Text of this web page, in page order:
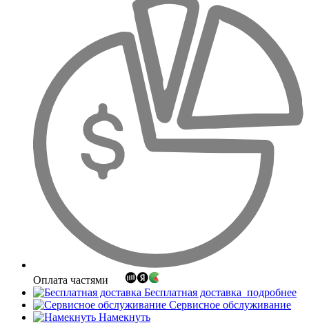
Оплата частями
Бесплатная доставка подробнее
Сервисное обслуживание
Намекнуть